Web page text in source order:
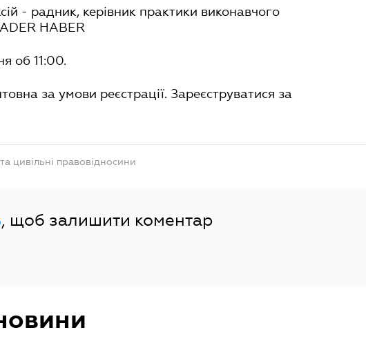
- радник, керівник практики виконавчого
HABER
об 11:00.
за умови реєстрації. Зареєструватися за
цивільні правовідносини
, щоб залишити коментар